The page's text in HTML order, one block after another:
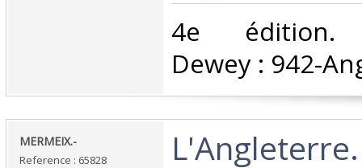
‎4e édition.
Dewey : 942-
‎MERMEIX.-‎
Reference : 65828